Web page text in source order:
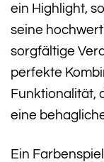
ein Highlight,
seine
sorgfältige
perfekte
Funktionalität,
eine
Ein